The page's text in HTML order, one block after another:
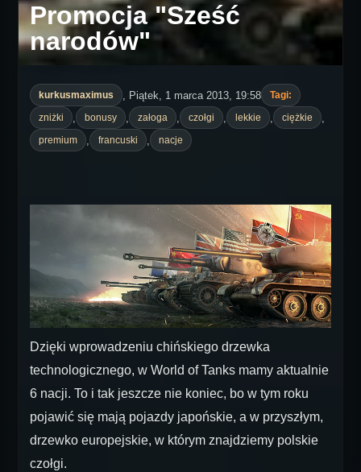
Promocja "Sześć
narodów"
kurkusmaximus , Piątek, 1 marca 2013, 19:58
Tagi:
zniżki
bonusy załoga czołgi lekkie ciężkie
premium francuski nacje
Dzięki wprowadzeniu chińskiego drzewka
technologicznego, w World of Tanks mamy aktualnie
6 nacji. To i tak jeszcze nie koniec, bo w tym roku
pojawić się mają pojazdy japońskie, a w przyszłym,
drzewko europejskie, w którym znajdziemy polskie
czołgi.